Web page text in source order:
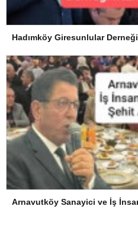
Hadımköy Giresunlular